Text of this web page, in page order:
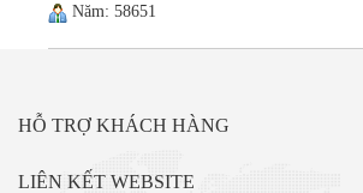
Năm: 58651
HỖ TRỢ KHÁCH HÀNG
LIÊN KẾT WEBSITE